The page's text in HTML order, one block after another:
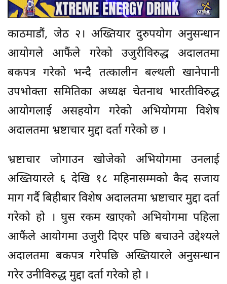
काठमाडौं, जेठ २। अख्तियार दुरुपयोग अनुसन्धान
आयोगले आफैंले गरेको उजुरीविरुद्ध अदालतमा
बकपत्र गरेको भन्दै तत्कालीन बल्थली खानेपानी
उपभोक्ता समितिका अध्यक्ष चेतनाथ भारतीविरुद्ध
आयोगलाई असहयोग गरेको अभियोगमा विशेष
अदालतमा भ्रष्टाचार मुद्दा दर्ता गरेको छ ।
भ्रष्टाचार जोगाउन खोजेको अभियोगमा उनलाई
अख्तियारले ६ देखि १८ महिनासम्मको कैद सजाय
माग गर्दै बिहीबार विशेष अदालतमा भ्रष्टाचार मुद्दा दर्ता
गरेको हो । घुस रकम खाएको अभियोगमा पहिला
आफैंले आयोगमा उजुरी दिएर पछि बचाउने उद्देश्यले
अदालतमा बकपत्र गरेपछि अख्तियारले अनुसन्धान
गरेर उनीविरुद्ध मुद्दा दर्ता गरेको हो ।